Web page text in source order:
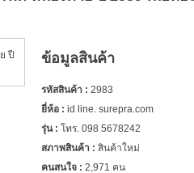
ข้อมูลสินค้า
รหัสสินค้า : 2983
ยี่ห้อ : id line. surepra.com
รุ่น : โทร. 098 5678242
สภาพสินค้า : สินค้าใหม่
คนสนใจ : 2,971 คน